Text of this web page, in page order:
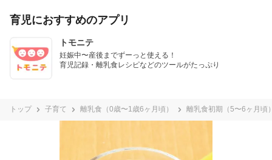
育児におすすめのアプリ
トモニテ
妊娠中〜産後までずーっと使える！
育児記録・離乳食レシピなどのツールがたっぷり
トップ 子育て 離乳食（0歳〜1歳6ヶ月頃） 離乳食初期（5〜6ヶ月頃